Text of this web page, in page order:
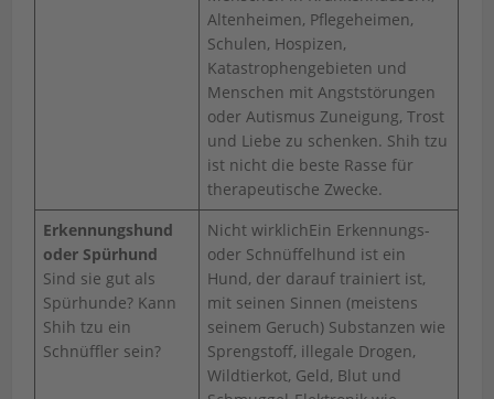
Altenheimen, Pflegeheimen,
Schulen, Hospizen,
Katastrophengebieten und
Menschen mit Angststörungen
oder Autismus Zuneigung, Trost
und Liebe zu schenken. Shih tzu
ist nicht die beste Rasse für
therapeutische Zwecke.
Erkennungshund
oder Spürhund
Sind sie gut als
Spürhunde? Kann
Shih tzu ein
Schnüffler sein?
Nicht wirklichEin Erkennungs-
oder Schnüffelhund ist ein
Hund, der darauf trainiert ist,
mit seinen Sinnen (meistens
seinem Geruch) Substanzen wie
Sprengstoff, illegale Drogen,
Wildtierkot, Geld, Blut und